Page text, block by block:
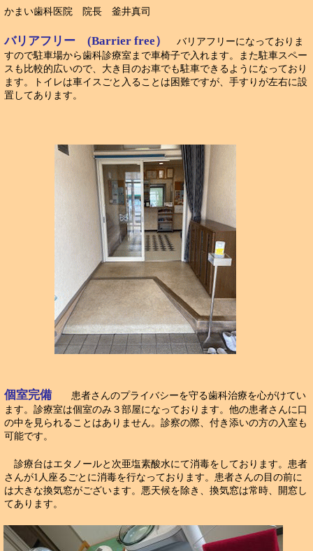
かまい歯科医院 院長 釜井真司
バリアフリー (Barrier free）
バリアフリーになっておりま
すので駐車場から歯科診療室まで車椅子で入れます。また駐車スペー
スも比較的広いので、大き目のお車でも駐車できるようになっており
ます。トイレは車イスごと入ることは困難ですが、手すりが左右に設
置してあります。
個室完備
患者さんのプライバシーを守る歯科治療を心がけてい
ます。診療室は個室のみ３部屋になっております。他の患者さんに口
の中を見られることはありません。診察の際、付き添いの方の入室も
可能です。
診療台はエタノールと次亜塩素酸水にて消毒をしております。患者
さんが1人座るごとに消毒を行なっております。患者さんの目の前に
は大きな換気窓がございます。悪天候を除き、換気窓は常時、開窓し
てあります。